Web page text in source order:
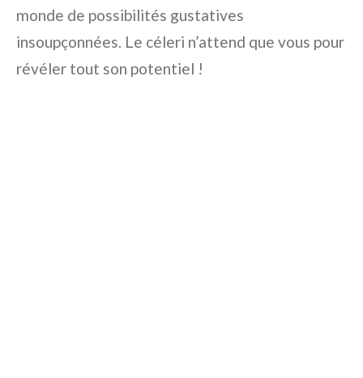
monde de possibilités gustatives
insoupçonnées. Le céleri n’attend que vous pour
révéler tout son potentiel !